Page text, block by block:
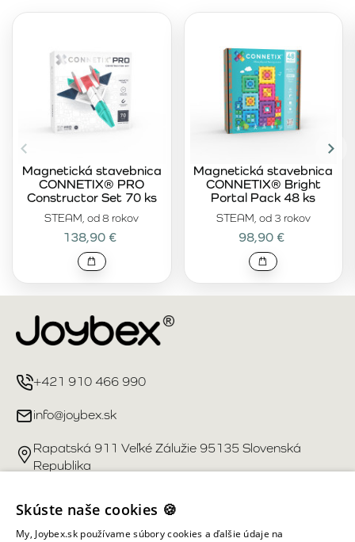
STEAM, od 8 rokov
Magnetická stavebnica
CONNETIX® PRO
Constructor Set 70 ks
138,90 €
STEAM, od 3 rokov
Magnetická stavebnica
CONNETIX® Bright
Portal Pack 48 ks
98,90 €
+421 910 466 990
info@joybex.sk
Rapatská 911 Veľké Zálužie 95135 Slovenská
Republika
Užitočné odkazy
Skúste naše cookies 🍪
My, Joybex.sk používame súbory cookies a ďalšie údaje na